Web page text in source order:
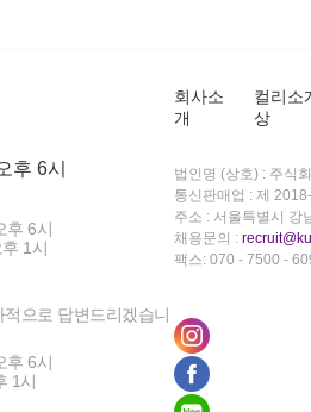
후 6시
후 6시
1시
으로 답변드리겠습니
후 6시
1시
회사소
개
컬리소
상
법인명 (상호) : 주식
통신판매업 : 제
주소 : 서울특별시 강
채용문의 :
팩스: 070 - 7500 -